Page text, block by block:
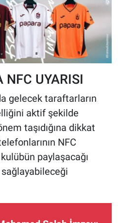
NFC UYARISI
gelecek taraftarların
aktif şekilde
taşıdığına dikkat
NFC
paylaşacağı